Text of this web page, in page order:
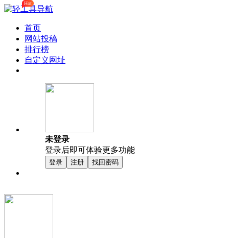
首页
网站投稿
排行榜
Hot
自定义网址
未登录
登录后即可体验更多功能
登录 注册 找回密码